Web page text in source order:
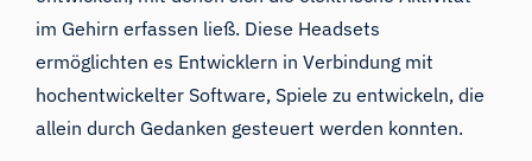
im Gehirn erfassen ließ. Diese Headsets
ermöglichten es Entwicklern in Verbindung mit
hochentwickelter Software, Spiele zu entwickeln, die
allein durch Gedanken gesteuert werden konnten.